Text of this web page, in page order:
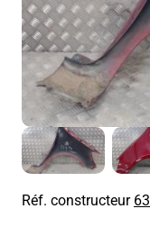
Réf. constructeur